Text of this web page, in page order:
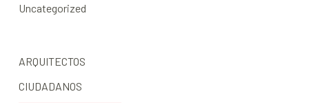
Uncategorized
ARQUITECTOS
CIUDADANOS